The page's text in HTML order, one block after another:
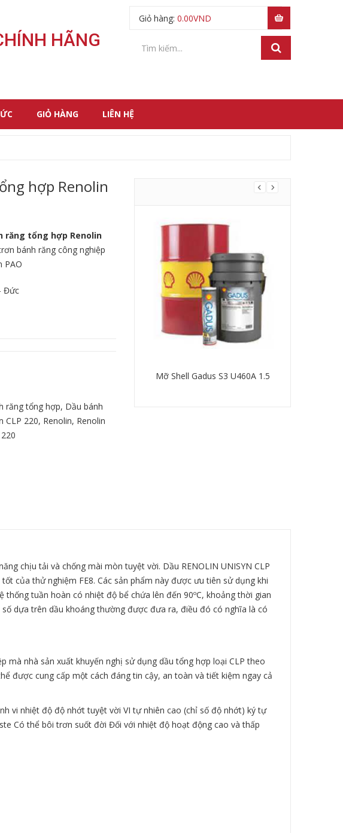
HÃNG
Giỏ hàng: 0.00VND
GIỎ HÀNG LIÊN HỆ
hợp Renolin
răng tổng hợp Renolin
bánh răng công nghiệp
PAO
Đức
răng tổng hợp, Dầu bánh
CLP 220, Renolin, Renolin
Chi tiết
Mỡ Shell Gadus S3 U460A 1.5
chịu tải và chống mài mòn tuyệt vời. Dầu RENOLIN UNISYN CLP
của thử nghiệm FE8. Các sản phẩm này được ưu tiên sử dụng khi
tuần hoàn có nhiệt độ bể chứa lên đến 90ºC, khoảng thời gian
dựa trên dầu khoáng thường được đưa ra, điều đó có nghĩa là có
nhà sản xuất khuyến nghị sử dụng dầu tổng hợp loại CLP theo
được cung cấp một cách đáng tin cậy, an toàn và tiết kiệm ngay cả
vi nhiệt độ độ nhớt tuyệt vời VI tự nhiên cao (chỉ số độ nhớt) ký tự
Có thể bôi trơn suốt đời Đối với nhiệt độ hoạt động cao và thấp